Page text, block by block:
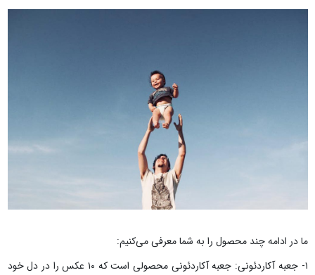
ما در ادامه چند محصول را به شما معرفی می‌کنیم:
۱- جعبه آکاردئونی: جعبه آکاردئونی محصولی است که ۱۰ عکس را در دل خود